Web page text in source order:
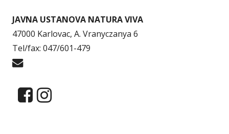
JAVNA USTANOVA NATURA VIVA
47000 Karlovac, A. Vranyczanya 6
Tel/fax: 047/601-479